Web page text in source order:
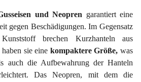
und Neopren garantiert eine
gegen Beschädigungen. Im Gegensatz
brechen Kurzhanteln aus
sie eine kompaktere Größe, was
auch die Aufbewahrung der Hanteln
Das Neopren, mit dem die